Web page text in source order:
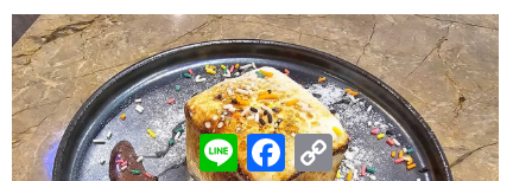
L
i
F
a
C
o